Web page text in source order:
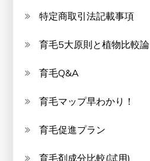
特定商取引法記載事項
育毛5大原則と植物比較論
育毛Q&A
育毛マップ早わかり！
育毛促進プラン
育毛剤成分比較(試用)